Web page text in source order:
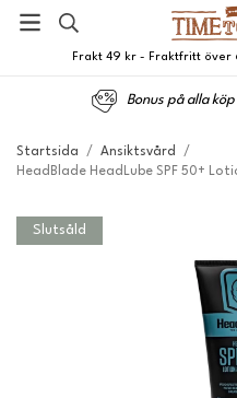
Frakt 49 kr - Fraktfritt över
Bonus på alla
Startsida / Ansiktsvård
/
HeadBlade HeadLube SPF 50+
Slutsåld